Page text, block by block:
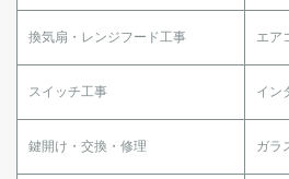
換気扇・レンジフード工事 エア
スイッチ工事 イン
鍵開け・交換・修理 ガラ